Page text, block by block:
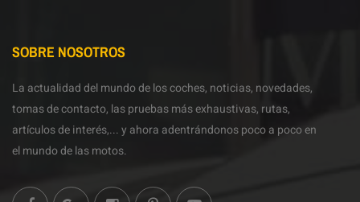
SOBRE NOSOTROS
La actualidad del mundo de los coches, noticias, novedades,
tomas de contacto, las pruebas más exhaustivas, rutas,
artículos de interés,... y ahora adentrándonos poco a poco en
el mundo de las motos.